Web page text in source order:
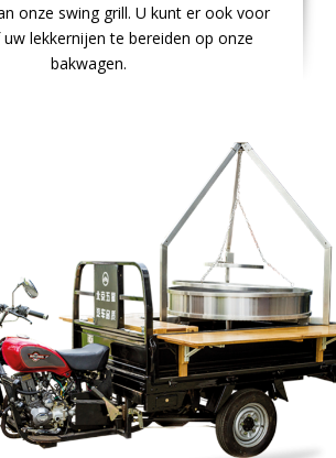
onze swing grill. U kunt er ook voor
uw lekkernijen te bereiden op onze
bakwagen.